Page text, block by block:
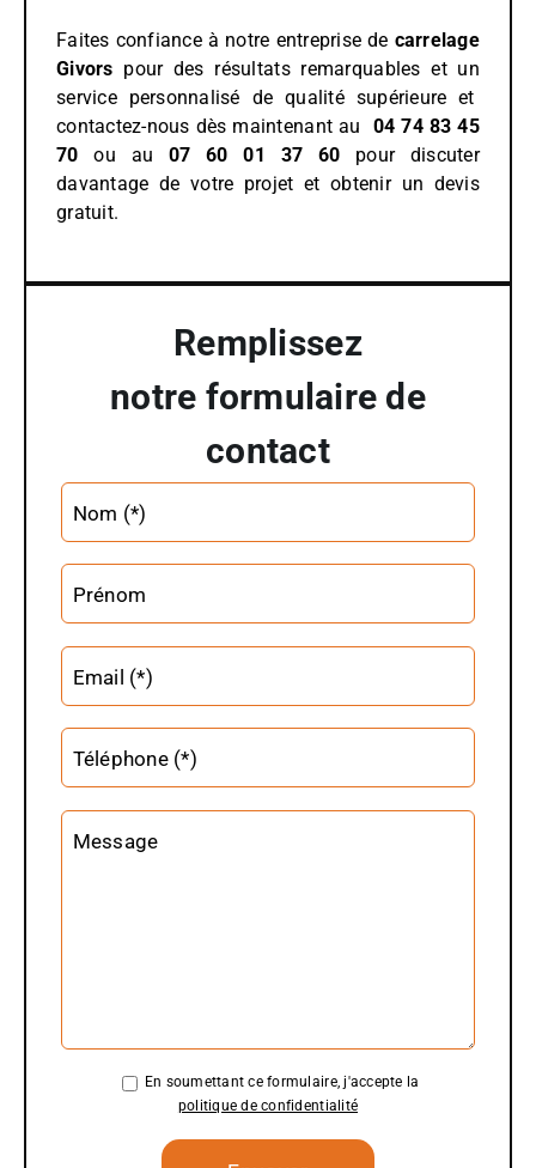
Faites confiance à notre entreprise de carrelage
Givors pour des résultats remarquables et un
service personnalisé de qualité supérieure et
contactez-nous dès maintenant au 04 74 83 45
70 ou au 07 60 01 37 60 pour discuter
davantage de votre projet et obtenir un devis
gratuit.
Remplissez
notre formulaire de
contact
Nom (*)
Prénom
Email (*)
Téléphone (*)
Message
En soumettant ce formulaire, j'accepte la
politique de confidentialité